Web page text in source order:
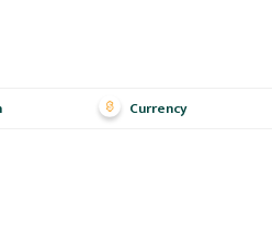
Currency